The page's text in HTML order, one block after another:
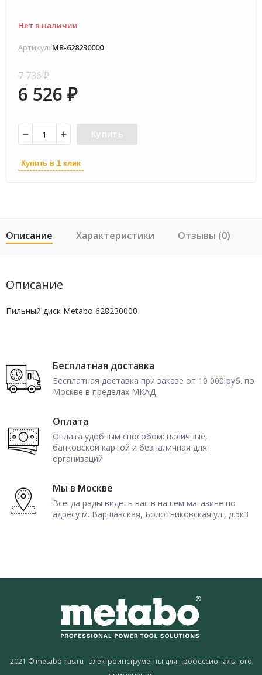
Нет в наличии
Артикул: MB-628230000
7 736₽
6 526 ₽
Купить
Купить в 1 клик
Описание Характеристики Отзывы (0)
Описание
Пильный диск Metabo 628230000
Бесплатная доставка
Бесплатная доставка при заказе от 10 000 руб. по
Москве в пределах МКАД
Оплата
Оплата удобным способом: наличные,
банковской картой и безналичная для
организаций
Мы в Москве
Всегда рады видеть вас в нашем магазине по
адресу м. Варшавская, Болотниковская ул., д.5к3
2021 © metabo-rus.ru - электроинструменты для профессионального